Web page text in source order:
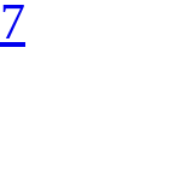
7